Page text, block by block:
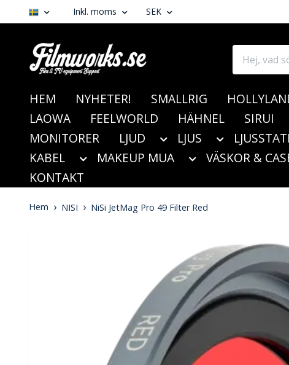
Inkl. moms SEK
HEM NYHETER! SMALLRIG
LAOWA
FEELWORLD HÄHNEL SIRUI
MONITORER
LJUD LJUS
KABEL
MAKEUP MUA VÄSKOR &
KONTAKT
Hem NISI NiSi JetMag Pro 49 Filter Red